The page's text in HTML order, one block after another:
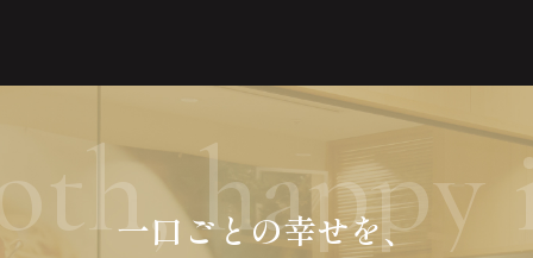
happy
一口ごとの幸せを、